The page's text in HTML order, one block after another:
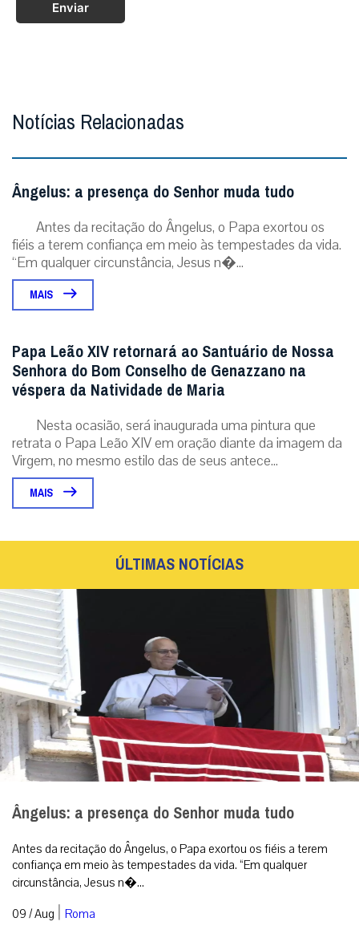
Enviar
Notícias Relacionadas
Ângelus: a presença do Senhor muda tudo
Antes da recitação do Ângelus, o Papa exortou os
fiéis a terem confiança em meio às tempestades da vida.
“Em qualquer circunstância, Jesus n�...
MAIS
Papa Leão XIV retornará ao Santuário de Nossa
Senhora do Bom Conselho de Genazzano na
véspera da Natividade de Maria
Nesta ocasião, será inaugurada uma pintura que
retrata o Papa Leão XIV em oração diante da imagem da
Virgem, no mesmo estilo das de seus antece...
MAIS
ÚLTIMAS NOTÍCIAS
Ângelus: a presença do Senhor muda tudo
Antes da recitação do Ângelus, o Papa exortou os fiéis a terem
confiança em meio às tempestades da vida. “Em qualquer
circunstância, Jesus n�...
09 / Aug | Roma